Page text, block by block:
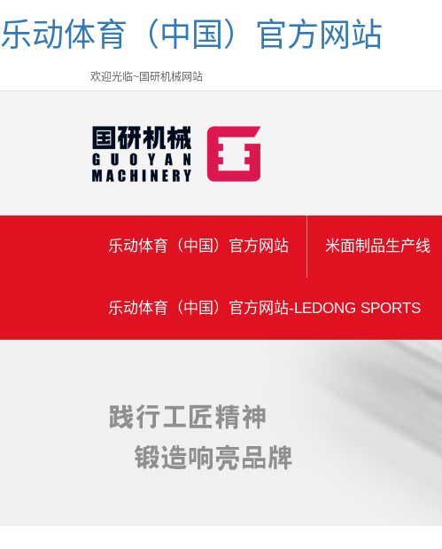
乐动体育（中国）官方网站
欢迎光临~国研机械网站
乐动体育（中国）官方网站 米面制品生产线
乐动体育（中国）官方网站-LEDONG SPORTS